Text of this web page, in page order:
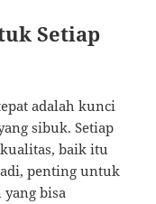
Setiap
adalah kunci
sibuk. Setiap
baik itu
penting untuk
yang bisa